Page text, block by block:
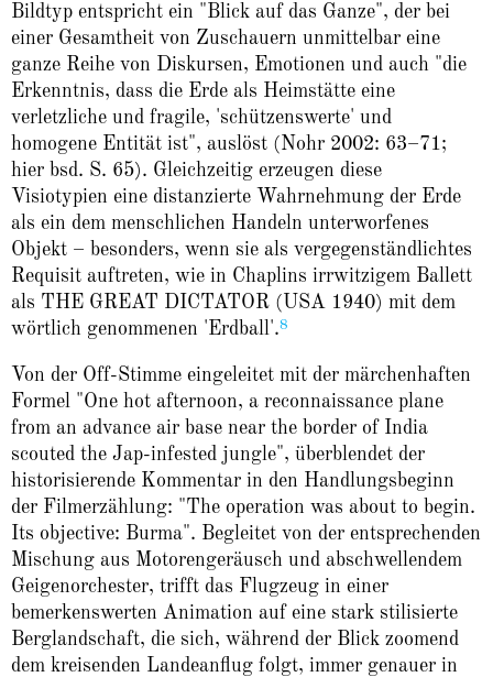
Bildtyp entspricht ein "Blick auf das Ganze", der bei
einer Gesamtheit von Zuschauern unmittelbar eine
ganze Reihe von Diskursen, Emotionen und auch "die
Erkenntnis, dass die Erde als Heimstätte eine
verletzliche und fragile, 'schützenswerte' und
homogene Entität ist", auslöst (Nohr 2002: 63–71;
hier bsd. S. 65). Gleichzeitig erzeugen diese
Visiotypien eine distanzierte Wahrnehmung der Erde
als ein dem menschlichen Handeln unterworfenes
Objekt – besonders, wenn sie als vergegenständlichtes
Requisit auftreten, wie in Chaplins irrwitzigem Ballett
als THE GREAT DICTATOR (USA 1940) mit dem
wörtlich genommenen 'Erdball'.8
Von der Off-Stimme eingeleitet mit der märchenhaften
Formel "One hot afternoon, a reconnaissance plane
from an advance air base near the border of India
scouted the Jap-infested jungle", überblendet der
historisierende Kommentar in den Handlungsbeginn
der Filmerzählung: "The operation was about to begin.
Its objective: Burma". Begleitet von der entsprechenden
Mischung aus Motorengeräusch und abschwellendem
Geigenorchester, trifft das Flugzeug in einer
bemerkenswerten Animation auf eine stark stilisierte
Berglandschaft, die sich, während der Blick zoomend
dem kreisenden Landeanflug folgt, immer genauer in